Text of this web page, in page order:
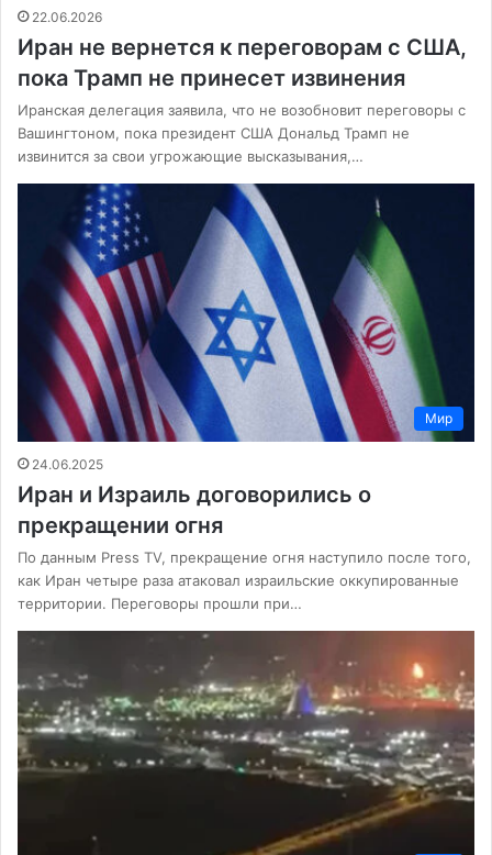
22.06.2026
Иран не вернется к переговорам с США,
пока Трамп не принесет извинения
Иранская делегация заявила, что не возобновит переговоры с
Вашингтоном, пока президент США Дональд Трамп не
извинится за свои угрожающие высказывания,…
Мир
24.06.2025
Иран и Израиль договорились о
прекращении огня
По данным Press TV, прекращение огня наступило после того,
как Иран четыре раза атаковал израильские оккупированные
территории. Переговоры прошли при…